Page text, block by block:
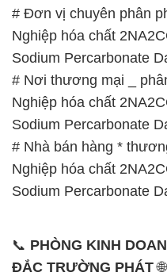
# Đơn vị chuyên phân
Nghiệp hóa chất
Sodium Percarbonate
# Nơi thương mại _
Nghiệp hóa chất
Sodium Percarbonate
# Nhà bán hàng *
Nghiệp hóa chất
Sodium Percarbonate
📞 PHÒNG KINH
ĐẮC TRƯỜNG PHÁT🌐